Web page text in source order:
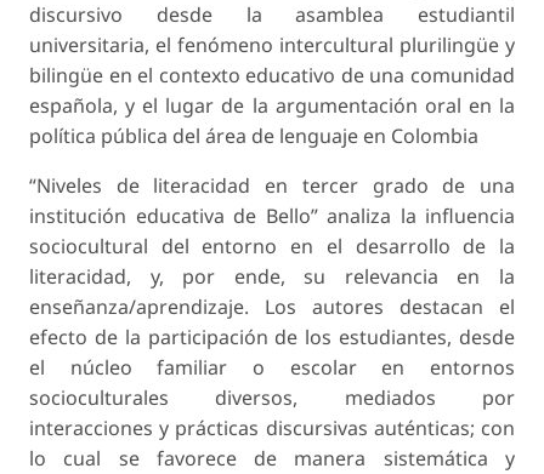
discursivo desde la asamblea estudiantil
universitaria, el fenómeno intercultural plurilingüe y
bilingüe en el contexto educativo de una comunidad
española, y el lugar de la argumentación oral en la
política pública del área de lenguaje en Colombia
“Niveles de literacidad en tercer grado de una
institución educativa de Bello” analiza la influencia
sociocultural del entorno en el desarrollo de la
literacidad, y, por ende, su relevancia en la
enseñanza/aprendizaje. Los autores destacan el
efecto de la participación de los estudiantes, desde
el núcleo familiar o escolar en entornos
socioculturales diversos, mediados por
interacciones y prácticas discursivas auténticas; con
lo cual se favorece de manera sistemática y